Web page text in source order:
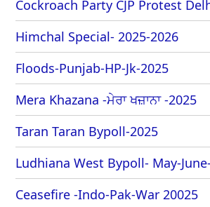
Cockroach Party CJP Protest
Himchal Special- 2025-2026
Floods-Punjab-HP-Jk-2025
Mera Khazana -ਮੇਰਾ ਖਜ਼ਾਨਾ -2025
Taran Taran Bypoll-2025
Ludhiana West Bypoll- May-
Ceasefire -Indo-Pak-War 20025